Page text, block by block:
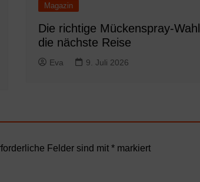
Magazin
Die richtige Mückenspray-
die nächste Reise
Eva 9. Juli 2026
Felder sind mit * markiert